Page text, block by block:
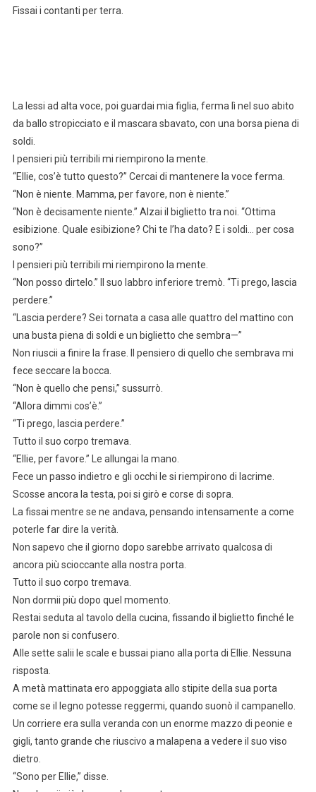
Fissai i contanti per terra.
La lessi ad alta voce, poi guardai mia figlia, ferma lì nel suo abito
da ballo stropicciato e il mascara sbavato, con una borsa piena di
soldi.
I pensieri più terribili mi riempirono la mente.
“Ellie, cos’è tutto questo?” Cercai di mantenere la voce ferma.
“Non è niente. Mamma, per favore, non è niente.”
“Non è decisamente niente.” Alzai il biglietto tra noi. “Ottima
esibizione. Quale esibizione? Chi te l’ha dato? E i soldi… per cosa
sono?”
I pensieri più terribili mi riempirono la mente.
“Non posso dirtelo.” Il suo labbro inferiore tremò. “Ti prego, lascia
perdere.”
“Lascia perdere? Sei tornata a casa alle quattro del mattino con
una busta piena di soldi e un biglietto che sembra—”
Non riuscii a finire la frase. Il pensiero di quello che sembrava mi
fece seccare la bocca.
“Non è quello che pensi,” sussurrò.
“Allora dimmi cos’è.”
“Ti prego, lascia perdere.”
Tutto il suo corpo tremava.
“Ellie, per favore.” Le allungai la mano.
Fece un passo indietro e gli occhi le si riempirono di lacrime.
Scosse ancora la testa, poi si girò e corse di sopra.
La fissai mentre se ne andava, pensando intensamente a come
poterle far dire la verità.
Non sapevo che il giorno dopo sarebbe arrivato qualcosa di
ancora più scioccante alla nostra porta.
Tutto il suo corpo tremava.
Non dormii più dopo quel momento.
Restai seduta al tavolo della cucina, fissando il biglietto finché le
parole non si confusero.
Alle sette salii le scale e bussai piano alla porta di Ellie. Nessuna
risposta.
A metà mattinata ero appoggiata allo stipite della sua porta
come se il legno potesse reggermi, quando suonò il campanello.
Un corriere era sulla veranda con un enorme mazzo di peonie e
gigli, tanto grande che riuscivo a malapena a vedere il suo viso
dietro.
“Sono per Ellie,” disse.